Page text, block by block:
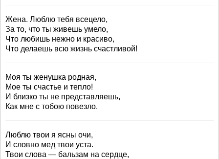
Жена. Люблю тебя всецело,
За то, что ты живешь умело,
Что любишь нежно и красиво,
Что делаешь всю жизнь счастливой!
Моя ты женушка родная,
Мое ты счастье и тепло!
И близко ты не представляешь,
Как мне с тобою повезло.
Люблю твои я ясны очи,
И словно мед твои уста.
Твои слова — бальзам на сердце,